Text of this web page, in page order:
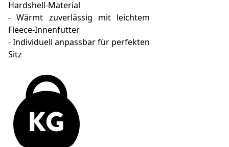
Hardshell-Material
- Wärmt zuverlässig mit leichtem
Fleece-Innenfutter
- Individuell anpassbar für perfekten
Sitz